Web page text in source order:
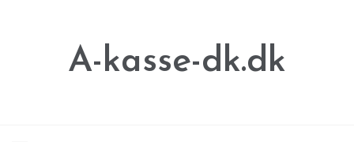
A-kasse-dk.dk